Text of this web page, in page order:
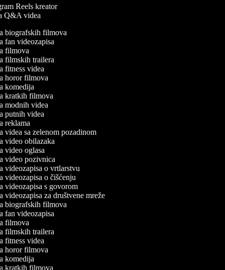
Reels kreator
Q&A videa
biografskih filmova
fan videozapisa
filmova
filmskih trailera
fitness videa
horor filmova
komedija
kratkih filmova
modnih videa
putnih videa
reklama
videa sa zelenom pozadinom
video obilazaka
video oglasa
video pozivnica
videozapisa o vrtlarstvu
videozapisa o čišćenju
videozapisa s govorom
videozapisa za društvene mreže
biografskih filmova
fan videozapisa
filmova
filmskih trailera
fitness videa
horor filmova
komedija
kratkih filmova